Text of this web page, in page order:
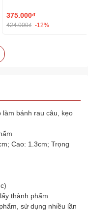
375.000₫
424.000₫ -12%
làm bánh rau câu, kẹo
Cao: 1.3cm; Trọng
thành phẩm
sử dụng nhiều lần